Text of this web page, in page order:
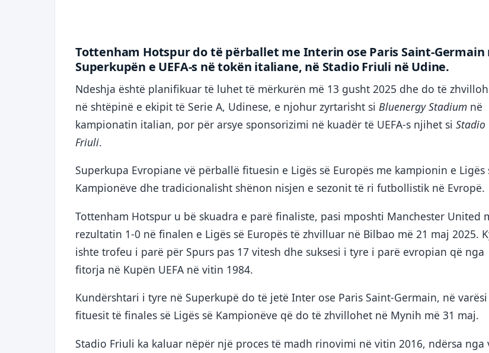
Tottenham Hotspur do të përballet me Interin ose Paris Saint-Germain
Superkupën e UEFA-s në tokën italiane, në Stadio Friuli në Udine.
Ndeshja është planifikuar të luhet të mërkurën më 13 gusht 2025 dhe do të
në shtëpinë e ekipit të Serie A, Udinese, e njohur zyrtarisht si Bluenergy Stadium në
kampionatin italian, por për arsye sponsorizimi në kuadër të UEFA-s njihet si Stadio
Friuli.
Superkupa Evropiane vë përballë fituesin e Ligës së Europës me kampionin e Ligës
Kampionëve dhe tradicionalisht shënon nisjen e sezonit të ri futbollistik në Evropë.
Tottenham Hotspur u bë skuadra e parë finaliste, pasi mposhti Manchester United
rezultatin 1-0 në finalen e Ligës së Europës të zhvilluar në Bilbao më 21 maj 2025.
ishte trofeu i parë për Spurs pas 17 vitesh dhe suksesi i tyre i parë evropian që nga
fitorja në Kupën UEFA në vitin 1984.
Kundërshtari i tyre në Superkupë do të jetë Inter ose Paris Saint-Germain, në
fituesit të finales së Ligës së Kampionëve që do të zhvillohet në Mynih më 31 maj.
Stadio Friuli ka kaluar nëpër një proces të madh rinovimi në vitin 2016, ndërsa nga